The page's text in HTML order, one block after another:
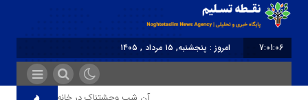
7:01:07
امروز : پنجشنبه, ۱۵ مرداد , ۱۴۰۵